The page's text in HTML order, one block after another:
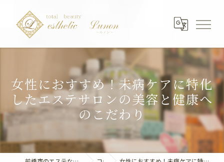
女性におすすめ！未病ケアに特化
したエステサロンの美容と健康へ
のこだわり